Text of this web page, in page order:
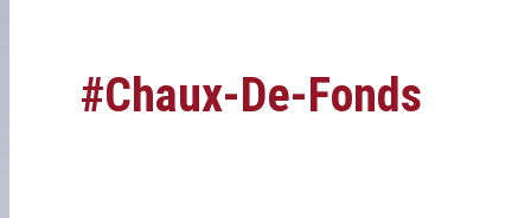
#chaux-De-Fonds